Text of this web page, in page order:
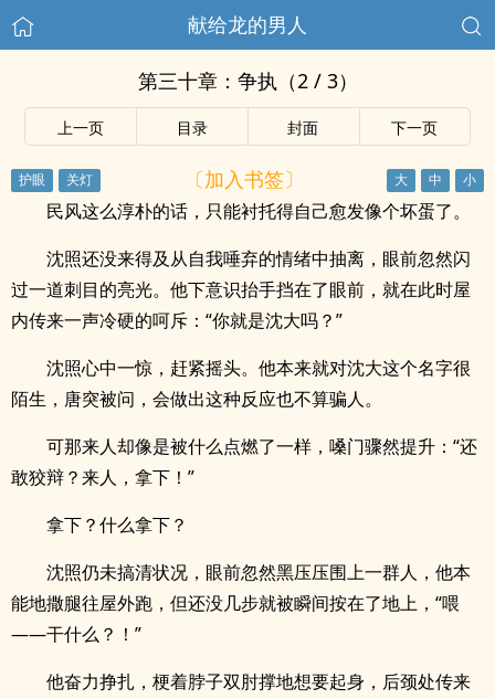
献给龙的男人
第三十章：争执（2 / 3）
上一页 目录 封面 下一页
〔加入书签〕
民风这么淳朴的话，只能衬托得自己愈发像个坏蛋了。
沈照还没来得及从自我唾弃的情绪中抽离，眼前忽然闪
过一道刺目的亮光。他下意识抬手挡在了眼前，就在此时屋
内传来一声冷硬的呵斥：“你就是沈大吗？”
沈照心中一惊，赶紧摇头。他本来就对沈大这个名字很
陌生，唐突被问，会做出这种反应也不算骗人。
可那来人却像是被什么点燃了一样，嗓门骤然提升：“还
敢狡辩？来人，拿下！”
拿下？什么拿下？
沈照仍未搞清状况，眼前忽然黑压压围上一群人，他本
能地撒腿往屋外跑，但还没几步就被瞬间按在了地上，“喂
——干什么？！”
他奋力挣扎，梗着脖子双肘撑地想要起身，后颈处传来